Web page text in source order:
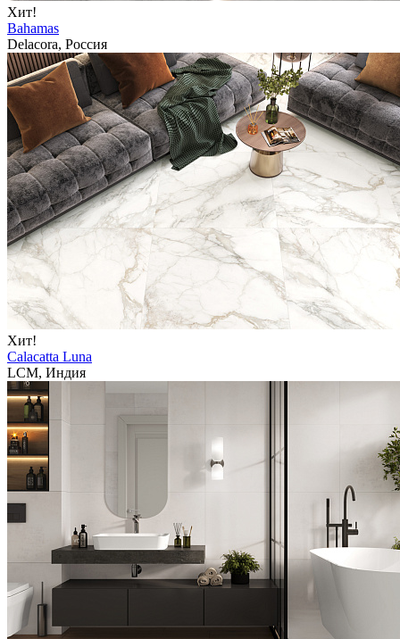
Хит!
Bahamas
Delacora, Россия
Хит!
Calacatta Luna
LCM, Индия